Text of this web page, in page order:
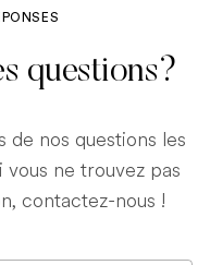
questions?
de nos questions les
ne trouvez pas
contactez-nous !